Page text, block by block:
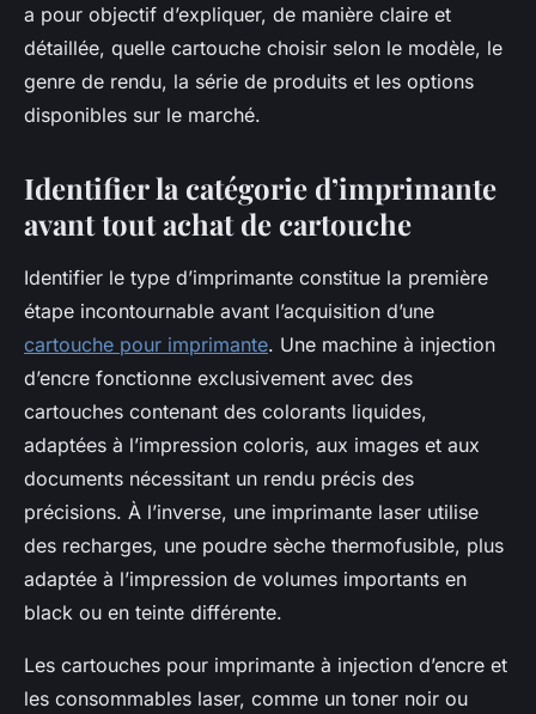
a pour objectif d’expliquer, de manière claire et
détaillée, quelle cartouche choisir selon le modèle, le
genre de rendu, la série de produits et les options
disponibles sur le marché.
Identifier la catégorie d’imprimante
avant tout achat de cartouche
Identifier le type d’imprimante constitue la première
étape incontournable avant l’acquisition d’une
cartouche pour imprimante. Une machine à injection
d’encre fonctionne exclusivement avec des
cartouches contenant des colorants liquides,
adaptées à l’impression coloris, aux images et aux
documents nécessitant un rendu précis des
précisions. À l’inverse, une imprimante laser utilise
des recharges, une poudre sèche thermofusible, plus
adaptée à l’impression de volumes importants en
black ou en teinte différente.
Les cartouches pour imprimante à injection d’encre et
les consommables laser, comme un toner noir ou